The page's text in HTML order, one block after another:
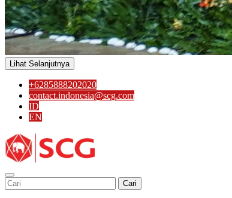
Lihat Selanjutnya
+6285888202020
contact.indonesia@scg.com
ID
EN
Cari